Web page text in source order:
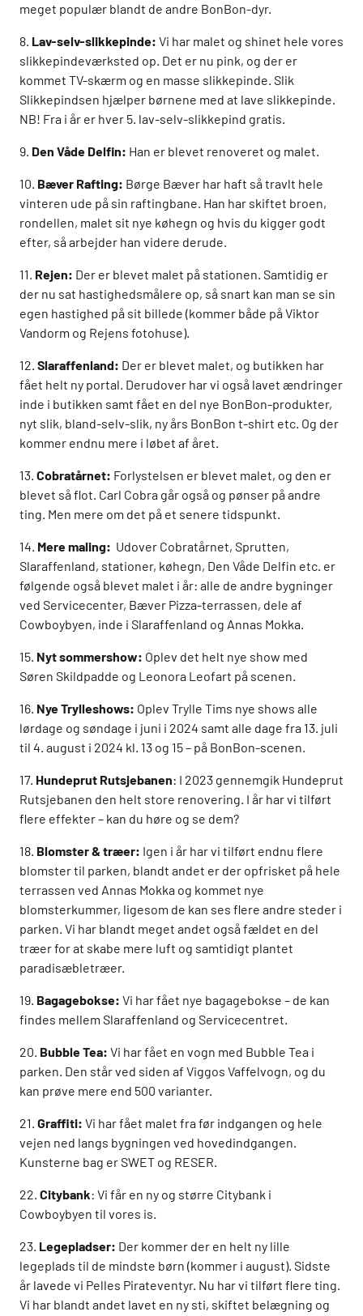
meget populær blandt de andre BonBon-dyr.
8. Lav-selv-slikkepinde: Vi har malet og shinet hele vores
slikkepindeværksted op. Det er nu pink, og der er
kommet TV-skærm og en masse slikkepinde. Slik
Slikkepindsen hjælper børnene med at lave slikkepinde.
NB! Fra i år er hver 5. lav-selv-slikkepind gratis.
9. Den Våde Delfin: Han er blevet renoveret og malet.
10. Bæver Rafting: Børge Bæver har haft så travlt hele
vinteren ude på sin raftingbane. Han har skiftet broen,
rondellen, malet sit nye køhegn og hvis du kigger godt
efter, så arbejder han videre derude.
11. Rejen: Der er blevet malet på stationen. Samtidig er
der nu sat hastighedsmålere op, så snart kan man se sin
egen hastighed på sit billede (kommer både på Viktor
Vandorm og Rejens fotohuse).
12. Slaraffenland: Der er blevet malet, og butikken har
fået helt ny portal. Derudover har vi også lavet ændringer
inde i butikken samt fået en del nye BonBon-produkter,
nyt slik, bland-selv-slik, ny års BonBon t-shirt etc. Og der
kommer endnu mere i løbet af året.
13. Cobratårnet: Forlystelsen er blevet malet, og den er
blevet så flot. Carl Cobra går også og pønser på andre
ting. Men mere om det på et senere tidspunkt.
14. Mere maling: Udover Cobratårnet, Sprutten,
Slaraffenland, stationer, køhegn, Den Våde Delfin etc. er
følgende også blevet malet i år: alle de andre bygninger
ved Servicecenter, Bæver Pizza-terrassen, dele af
Cowboybyen, inde i Slaraffenland og Annas Mokka.
15. Nyt sommershow: Oplev det helt nye show med
Søren Skildpadde og Leonora Leofart på scenen.
16. Nye Trylleshows: Oplev Trylle Tims nye shows alle
lørdage og søndage i juni i 2024 samt alle dage fra 13. juli
til 4. august i 2024 kl. 13 og 15 – på BonBon-scenen.
17. Hundeprut Rutsjebanen: I 2023 gennemgik Hundeprut
Rutsjebanen den helt store renovering. I år har vi tilført
flere effekter – kan du høre og se dem?
18. Blomster & træer: Igen i år har vi tilført endnu flere
blomster til parken, blandt andet er der opfrisket på hele
terrassen ved Annas Mokka og kommet nye
blomsterkummer, ligesom de kan ses flere andre steder i
parken. Vi har blandt meget andet også fældet en del
træer for at skabe mere luft og samtidigt plantet
paradisæbletræer.
19. Bagagebokse: Vi har fået nye bagagebokse – de kan
findes mellem Slaraffenland og Servicecentret.
20. Bubble Tea: Vi har fået en vogn med Bubble Tea i
parken. Den står ved siden af Viggos Vaffelvogn, og du
kan prøve mere end 500 varianter.
21. Graffiti: Vi har fået malet fra før indgangen og hele
vejen ned langs bygningen ved hovedindgangen.
Kunsterne bag er SWET og RESER.
22. Citybank: Vi får en ny og større Citybank i
Cowboybyen til vores is.
23. Legepladser: Der kommer der en helt ny lille
legeplads til de mindste børn (kommer i august). Sidste
år lavede vi Pelles Pirateventyr. Nu har vi tilført flere ting.
Vi har blandt andet lavet en ny sti, skiftet belægning og